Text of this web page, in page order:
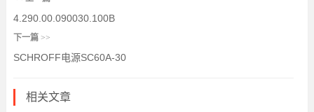
4.290.00.090030.100B
下一篇 >>
SCHROFF电源SC60A-30
相关文章